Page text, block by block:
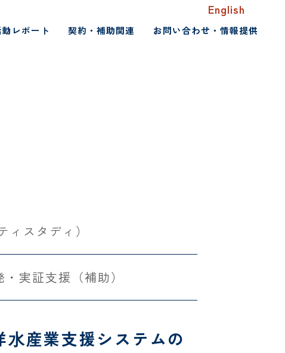
English
レポート 契約・補助関連 お問い合わせ・情報提供
スタディ）
実証支援（補助）
産業支援システムの